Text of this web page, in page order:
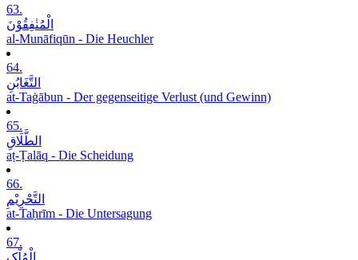
63.
الْمُنٰفِقُوْنَ
al-Munāfiqūn - Die Heuchler
64.
التَّغَابُنِ
at-Taġābun - Der gegenseitige Verlust (und Gewinn)
65.
الطَّلَاقِ
aṭ-Ṭalāq - Die Scheidung
66.
التَّحْرِیْمِ
at-Taḥrīm - Die Untersagung
67.